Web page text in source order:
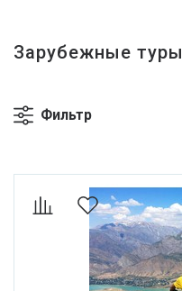
Зарубежные туры
Фильтр